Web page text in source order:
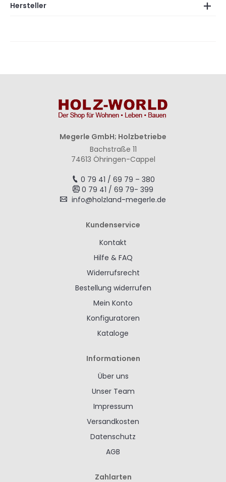
Hersteller
Megerle GmbH; Holzbetriebe
Bachstraße 11
74613 Öhringen-Cappel
0 79 41 / 69 79 – 380
0 79 41 / 69 79- 399
info@holzland-megerle.de
Kundenservice
Kontakt
Hilfe & FAQ
Widerrufsrecht
Bestellung widerrufen
Mein Konto
Konfiguratoren
Kataloge
Informationen
Über uns
Unser Team
Impressum
Versandkosten
Datenschutz
AGB
Zahlarten